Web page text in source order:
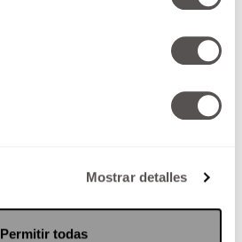
Mostrar detalles
Permitir todas